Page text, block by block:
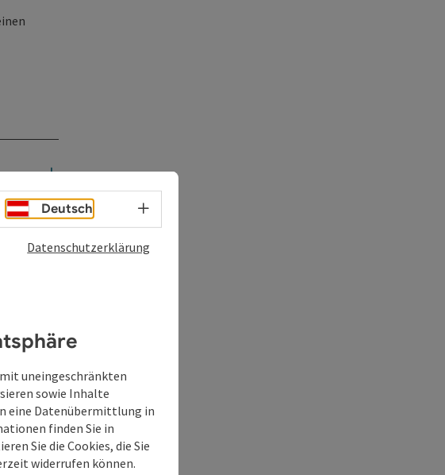
Deutsch Sprachwahl - Menü öffnen
Datenschutzerklärung
uneingeschränkten
sowie Inhalte
eine Datenübermittlung in
finden Sie in
Sie die Cookies, die Sie
widerrufen können.